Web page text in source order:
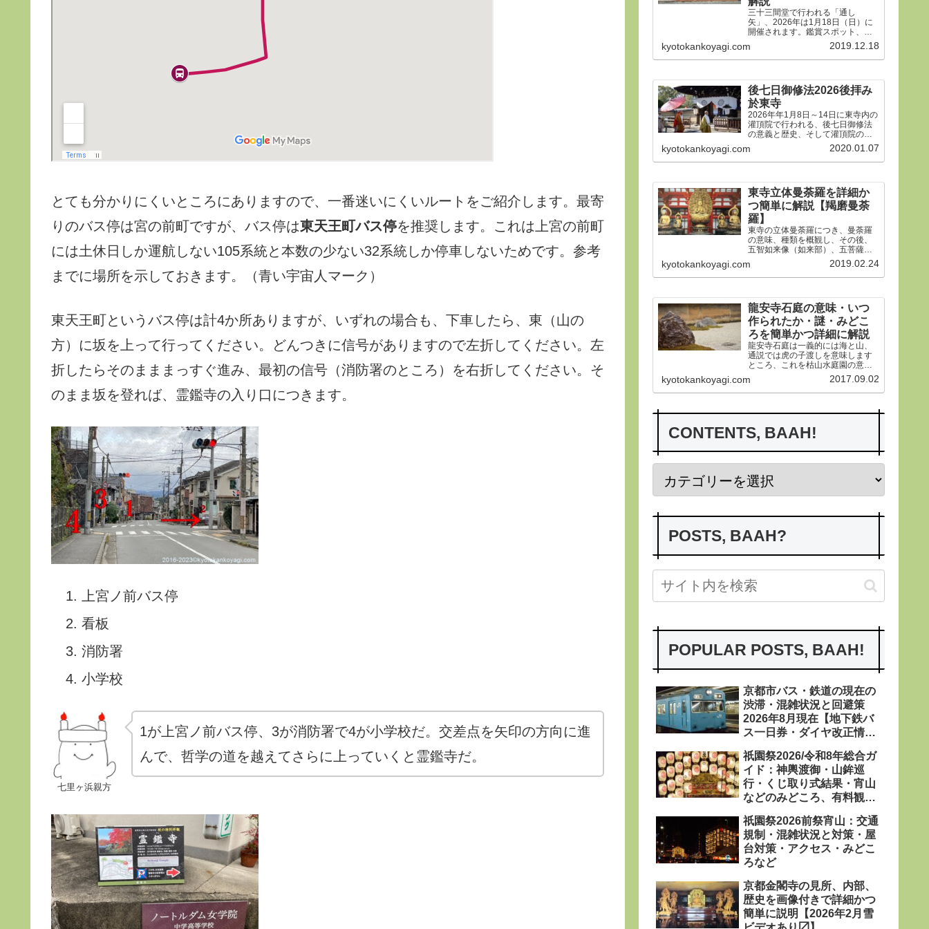
とても分かりにくいところにありますので、一番迷いにくいルートをご紹介します。最寄
りのバス停は宮の前町ですが、バス停は東天王町バス停を推奨します。これは上宮の前町
には土休日しか運航しない105系統と本数の少ない32系統しか停車しないためです。参考
までに場所を示しておきます。（青い宇宙人マーク）
東天王町というバス停は計4か所ありますが、いずれの場合も、下車したら、東（山の
方）に坂を上って行ってください。どんつきに信号がありますので左折してください。左
折したらそのまままっすぐ進み、最初の信号（消防署のところ）を右折してください。そ
のまま坂を登れば、霊鑑寺の入り口につきます。
上宮ノ前バス停
看板
消防署
小学校
七里ヶ浜親方
1が上宮ノ前バス停、3が消防署で4が小学校だ。交差点を矢印の方向に進
んで、哲学の道を越えてさらに上っていくと霊鑑寺だ。
三十三間堂で行われる「通し
矢」、2026年は1月18日（日）に
開催されます。鑑賞スポット、タ
イムスケジュール、ルールや歴
史、そして三十三間堂の概要、ア
クセス方法などをご紹介します。
kyotokankoyagi.com 2019.12.18
後七日御修法2026後拝み
於東寺
2026年年1月8日～14日に東寺内の
灌頂院で行われる、後七日御修法
の意義と歴史、そして灌頂院の内
部で何をするのかを解説した後、
14日の「後拝み」での灌頂院参拝
方法などをご紹介します。合掌。
kyotokankoyagi.com 2020.01.07
東寺立体曼荼羅を詳細か
つ簡単に解説【羯磨曼荼
羅】
東寺の立体曼荼羅につき、曼荼羅
の意味、種類を概観し、その後、
五智如来像（如来部）、五菩薩像
（菩薩部）、五大明王像（明王
部）につき、21体すべて、一体ず
つ簡潔にわかりやすく解説しま
kyotokankoyagi.com 2019.02.24
龍安寺石庭の意味・いつ
作られたか・謎・みどこ
ろを簡単かつ詳細に解説
龍安寺石庭は一義的には海と山、
通説では虎の子渡しを意味します
ところ、これを枯山水庭園の意義
から詳らかにします。その後、い
つ作られたかなど龍安寺の歴史や
謎、みどころにつき紹介申し上げ
kyotokankoyagi.com 2017.09.02
CONTENTS, BAAH!
POSTS, BAAH?
POPULAR POSTS, BAAH!
京都市バス・鉄道の現在の
渋滞・混雑状況と回避策
2026年8月現在【地下鉄バ
ス一日券・ダイヤ改正情報
祇園祭2026/令和8年総合ガ
イド：神輿渡御・山鉾巡
行・くじ取り式結果・宵山
などのみどころ、有料観覧
などを網羅
祇園祭2026前祭宵山：交通
規制・混雑状況と対策・屋
台対策・アクセス・みどこ
ろなど
京都金閣寺の見所、内部、
歴史を画像付きで詳細かつ
簡単に説明【2026年2月雪